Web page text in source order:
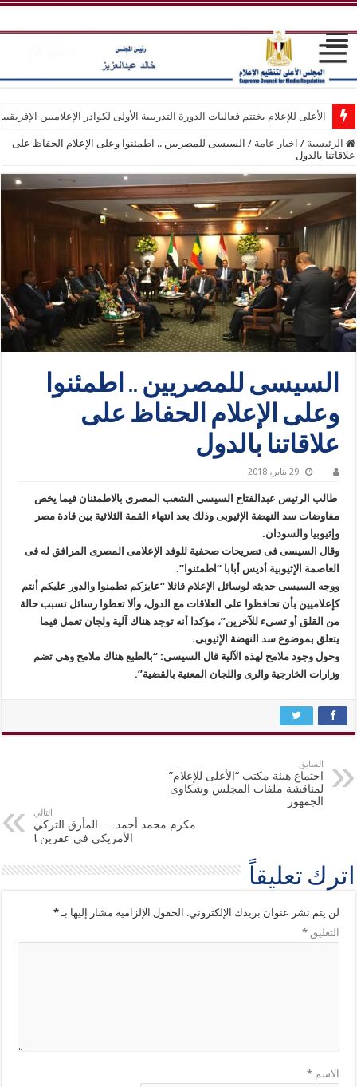
الأعلى للإعلام يختتم فعاليات الدورة التدريبية الأولى لكوادر الإعلاميين
الرئيسية / اخبار عامة / السيسى للمصريين .. اطمئنوا وعلى الإعلام الحفاظ على
علاقاتنا بالدول
السيسى للمصريين .. اطمئنوا
وعلى الإعلام الحفاظ على
علاقاتنا بالدول
29 يناير، 2018
طالب الرئيس عبدالفتاح السيسى الشعب المصرى بالاطمئنان فيما يخص
مفاوضات سد النهضة الإثيوبى وذلك بعد انتهاء القمة الثلاثية بين قادة مصر
وإثيوبيا والسودان.
وقال السيسى فى تصريحات صحفية للوفد الإعلامى المصرى المرافق له فى
العاصمة الإثيوبية أديس أبابا “اطمئنوا”.
ووجه السيسى حديثه لوسائل الإعلام قائلا “عايزكم تطمنوا والدور عليكم أنتم
كإعلاميين بأن تحافظوا على العلاقات مع الدول، وألا تعطوا رسائل تسبب حالة
من القلق أو تسىء للآخرين”، مؤكدا أنه توجد هناك آلية ولجان تعمل فيما
يتعلق بموضوع سد النهضة الإثيوبى.
وحول وجود ملامح لهذه الآلية قال السيسى: “بالطبع هناك ملامح وهى تضم
وزارات الخارجية والرى واللجان المعنية بالقضية”.
السابق
اجتماع هيئة مكتب “الأعلى للإعلام”
لمناقشة ملفات المجلس وشكاوى
الجمهور
التالي
مكرم محمد أحمد … المأزق التركي
الأمريكي في عفرين !
اترك تعليقاً
لن يتم نشر عنوان بريدك الإلكتروني. الحقول الإلزامية مشار إليها بـ*
التعليق*
الاسم*